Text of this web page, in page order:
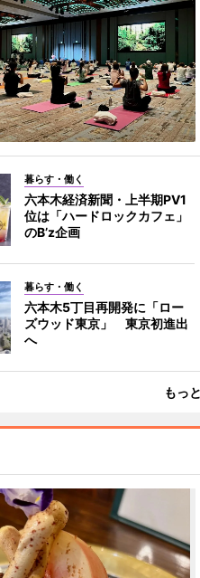
暮らす・働く
六本木経済新聞・上半期PV1
位は「ハードロックカフェ」
のB’z企画
暮らす・働く
六本木5丁目再開発に「ロー
ズウッド東京」 東京初進出
へ
もっ